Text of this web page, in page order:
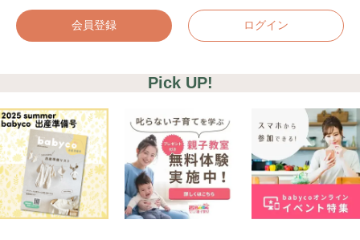
会員登録 ログイン
Pick UP!